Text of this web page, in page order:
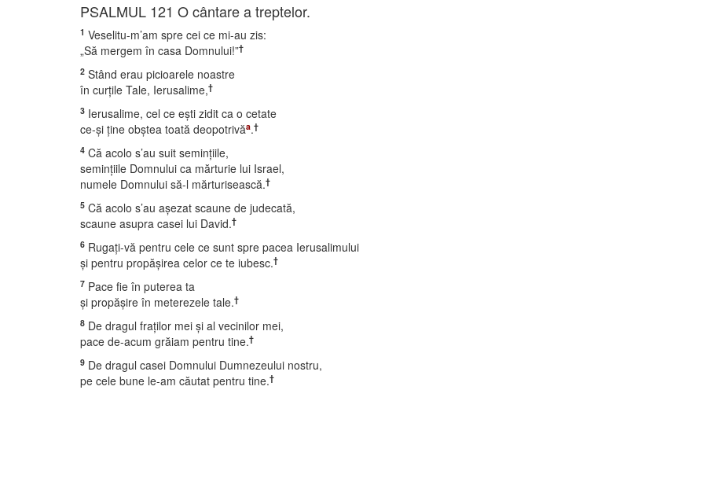
PSALMUL 121 O cântare a treptelor.
1 Veselitu-m’am spre cei ce mi-au zis:
„Să mergem în casa Domnului!”†
2 Stând erau picioarele noastre
în curţile Tale, Ierusalime,†
3 Ierusalime, cel ce eşti zidit ca o cetate
ce-şi ţine obştea toată deopotrivăa.†
4 Că acolo s’au suit seminţiile,
seminţiile Domnului ca mărturie lui Israel,
numele Domnului să-l mărturisească.†
5 Că acolo s’au aşezat scaune de judecată,
scaune asupra casei lui David.†
6 Rugaţi-vă pentru cele ce sunt spre pacea Ierusalimului
şi pentru propăşirea celor ce te iubesc.†
7 Pace fie în puterea ta
şi propăşire în meterezele tale.†
8 De dragul fraţilor mei şi al vecinilor mei,
pace de-acum grăiam pentru tine.†
9 De dragul casei Domnului Dumnezeului nostru,
pe cele bune le-am căutat pentru tine.†